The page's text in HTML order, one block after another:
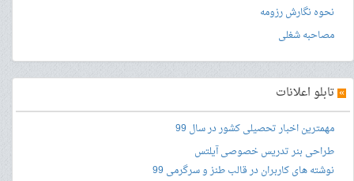
نحوه نگارش رزومه
مصاحبه شغلی
» تابلو اعلانات
مهمترین اخبار تحصیلی کشور در سال 99
طراحی بنرتدریس خصوصی آیلتس
نوشته های کاربران در قالب طنز و سرگرمی 99